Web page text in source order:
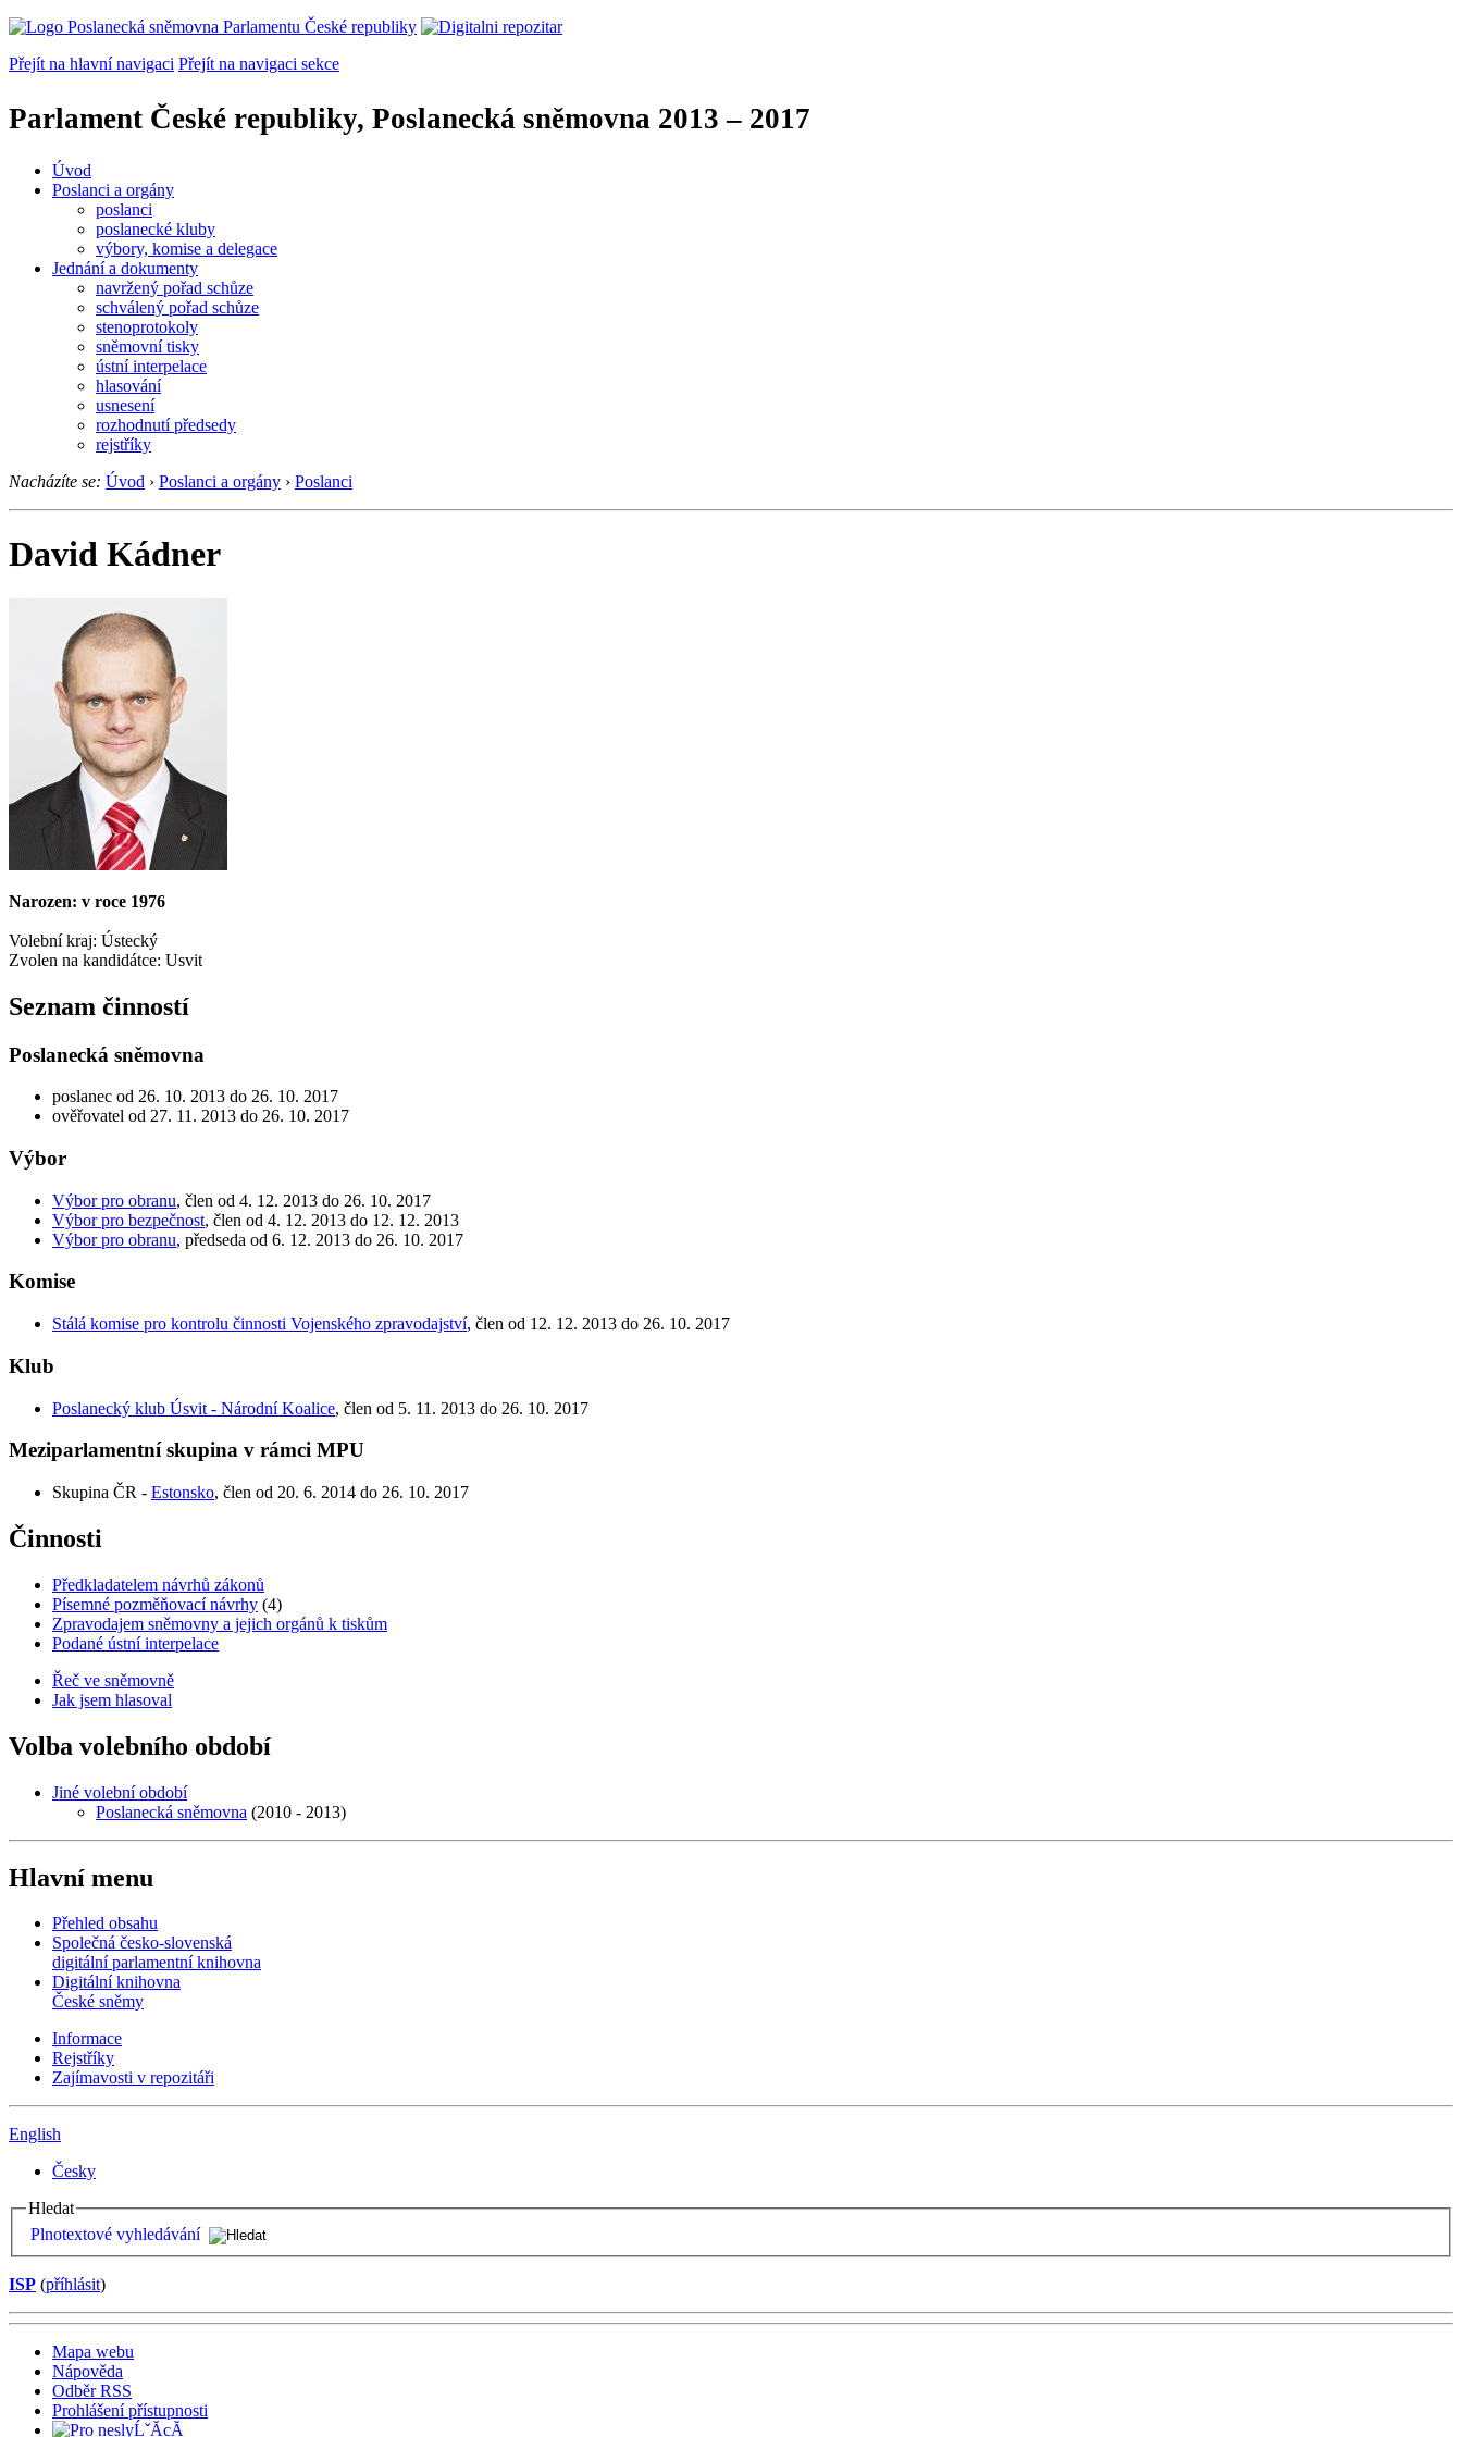
Přejít na hlavní navigaci Přejít na navigaci sekce
Parlament České republiky, Poslanecká sněmovna 2013 – 2017
Úvod
Poslanci a orgány
poslanci
poslanecké kluby
výbory, komise a delegace
Jednání a dokumenty
navržený pořad schůze
schválený pořad schůze
stenoprotokoly
sněmovní tisky
ústní interpelace
hlasování
usnesení
rozhodnutí předsedy
rejstříky
Nacházíte se: Úvod › Poslanci a orgány › Poslanci
David Kádner
Narozen: v roce 1976
Volební kraj: Ústecký
Zvolen na kandidátce: Usvit
Seznam činností
Poslanecká sněmovna
poslanec od 26. 10. 2013 do 26. 10. 2017
ověřovatel od 27. 11. 2013 do 26. 10. 2017
Výbor
Výbor pro obranu, člen od 4. 12. 2013 do 26. 10. 2017
Výbor pro bezpečnost, člen od 4. 12. 2013 do 12. 12. 2013
Výbor pro obranu, předseda od 6. 12. 2013 do 26. 10. 2017
Komise
Stálá komise pro kontrolu činnosti Vojenského zpravodajství, člen od 12. 12. 2013 do 26. 10. 2017
Klub
Poslanecký klub Úsvit - Národní Koalice, člen od 5. 11. 2013 do 26. 10. 2017
Meziparlamentní skupina v rámci MPU
Skupina ČR - Estonsko, člen od 20. 6. 2014 do 26. 10. 2017
Činnosti
Předkladatelem návrhů zákonů
Písemné pozměňovací návrhy (4)
Zpravodajem sněmovny a jejich orgánů k tiskům
Podané ústní interpelace
Řeč ve sněmovně
Jak jsem hlasoval
Volba volebního období
Jiné volební období
Poslanecká sněmovna (2010 - 2013)
Hlavní menu
Přehled obsahu
Společná česko-slovenská
digitální parlamentní knihovna
Digitální knihovna
České sněmy
Informace
Rejstříky
Zajímavosti v repozitáři
English
Česky
Hledat
Plnotextové vyhledávání
ISP (příhlásit)
Mapa webu
Nápověda
Odběr RSS
Prohlášení přístupnosti